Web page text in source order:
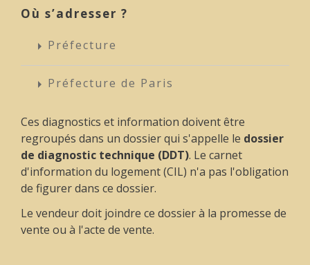
Où s’adresser ?
arrow_right Préfecture
arrow_right Préfecture de Paris
Ces diagnostics et information doivent être
regroupés dans un dossier qui s'appelle le dossier
de diagnostic technique (DDT). Le carnet
d'information du logement (CIL) n'a pas l'obligation
de figurer dans ce dossier.
Le vendeur doit joindre ce dossier à la promesse de
vente ou à l'acte de vente.